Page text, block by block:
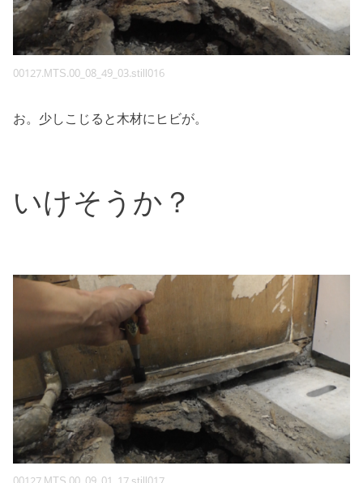
00127.MTS.00_08_49_03.still016
お。少しこじると木材にヒビが。
いけそうか？